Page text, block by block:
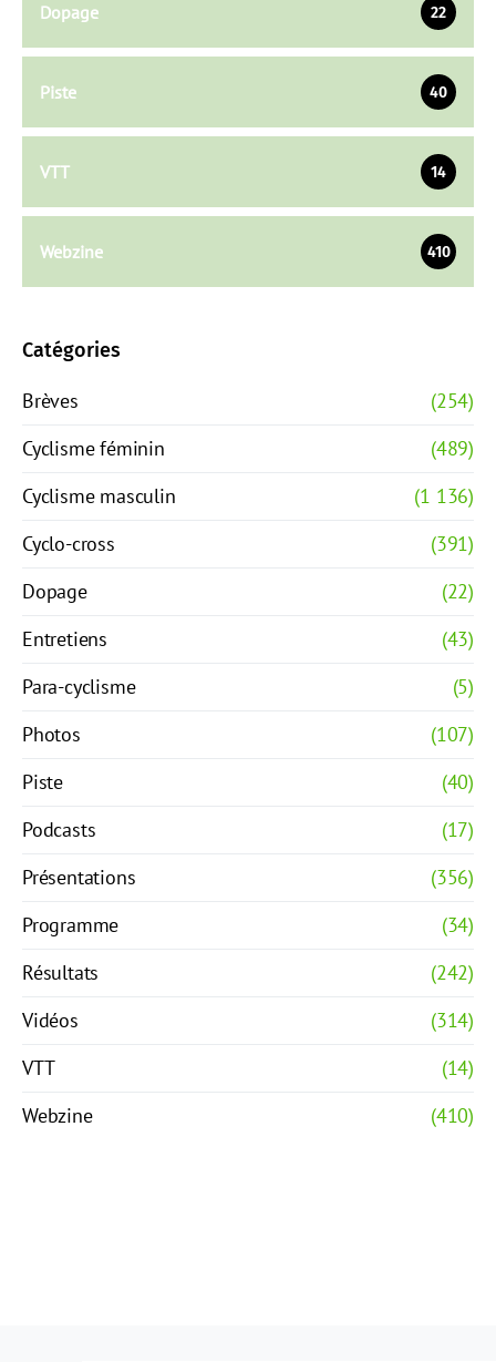
Dopage 22
Piste 40
VTT 14
Webzine 410
Catégories
Brèves
(254)
Cyclisme féminin
(489)
Cyclisme masculin
(1 136)
Cyclo-cross
(391)
Dopage
(22)
Entretiens
(43)
Para-cyclisme
(5)
Photos
(107)
Piste
(40)
Podcasts
(17)
Présentations
(356)
Programme
(34)
Résultats
(242)
Vidéos
(314)
VTT
(14)
Webzine
(410)